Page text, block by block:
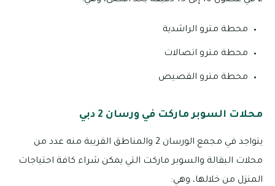
محطة مترو الراشدية
محطة مترو اتصالات
محطة مترو القصيص
محلات السوبر ماركت في ورسان 2 دبي
يتواجد في مجمع الورسان 2 والمناطق القريبة منه عدد من
محلات البقالة والسوبر ماركت التي يمكن شراء كافة احتياجات
المنزل من خلالها، وهي: